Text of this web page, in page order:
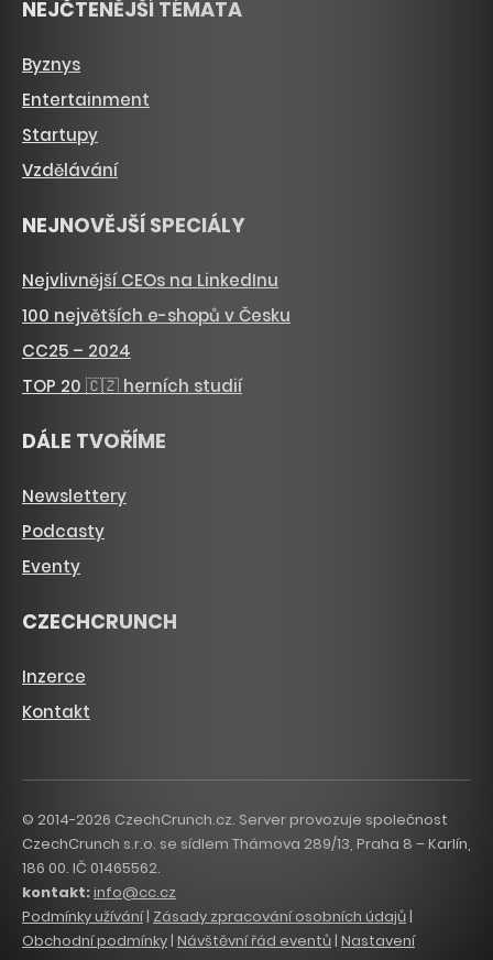
NEJČTENĚJŠÍ TÉMATA
Byznys
Entertainment
Startupy
Vzdělávání
NEJNOVĚJŠÍ SPECIÁLY
Nejvlivnější CEOs na LinkedInu
100 největších e-shopů v Česku
CC25 – 2024
TOP 20 🇨🇿 herních studií
DÁLE TVOŘÍME
Newslettery
Podcasty
Eventy
CZECHCRUNCH
Inzerce
Kontakt
© 2014-2026 CzechCrunch.cz. Server provozuje společnost
CzechCrunch s.r.o. se sídlem Thámova 289/13, Praha 8 – Karlín,
186 00. IČ 01465562.
kontakt:info@cc.cz
Podmínky užívání| Zásady zpracování osobních údajů |
Obchodní podmínky | Návštěvní řád eventů | Nastavení